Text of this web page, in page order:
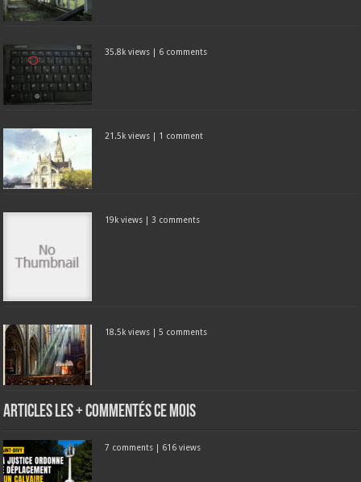
35.8k views | 6 comments
21.5k views | 1 comment
19k views | 3 comments
18.5k views |5 comments
Articles les + commentés ce mois
7 comments | 616 views